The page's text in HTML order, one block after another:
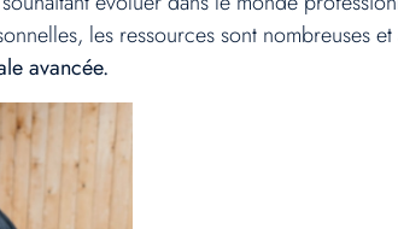
les ressources sont nombreuses et
avancée.